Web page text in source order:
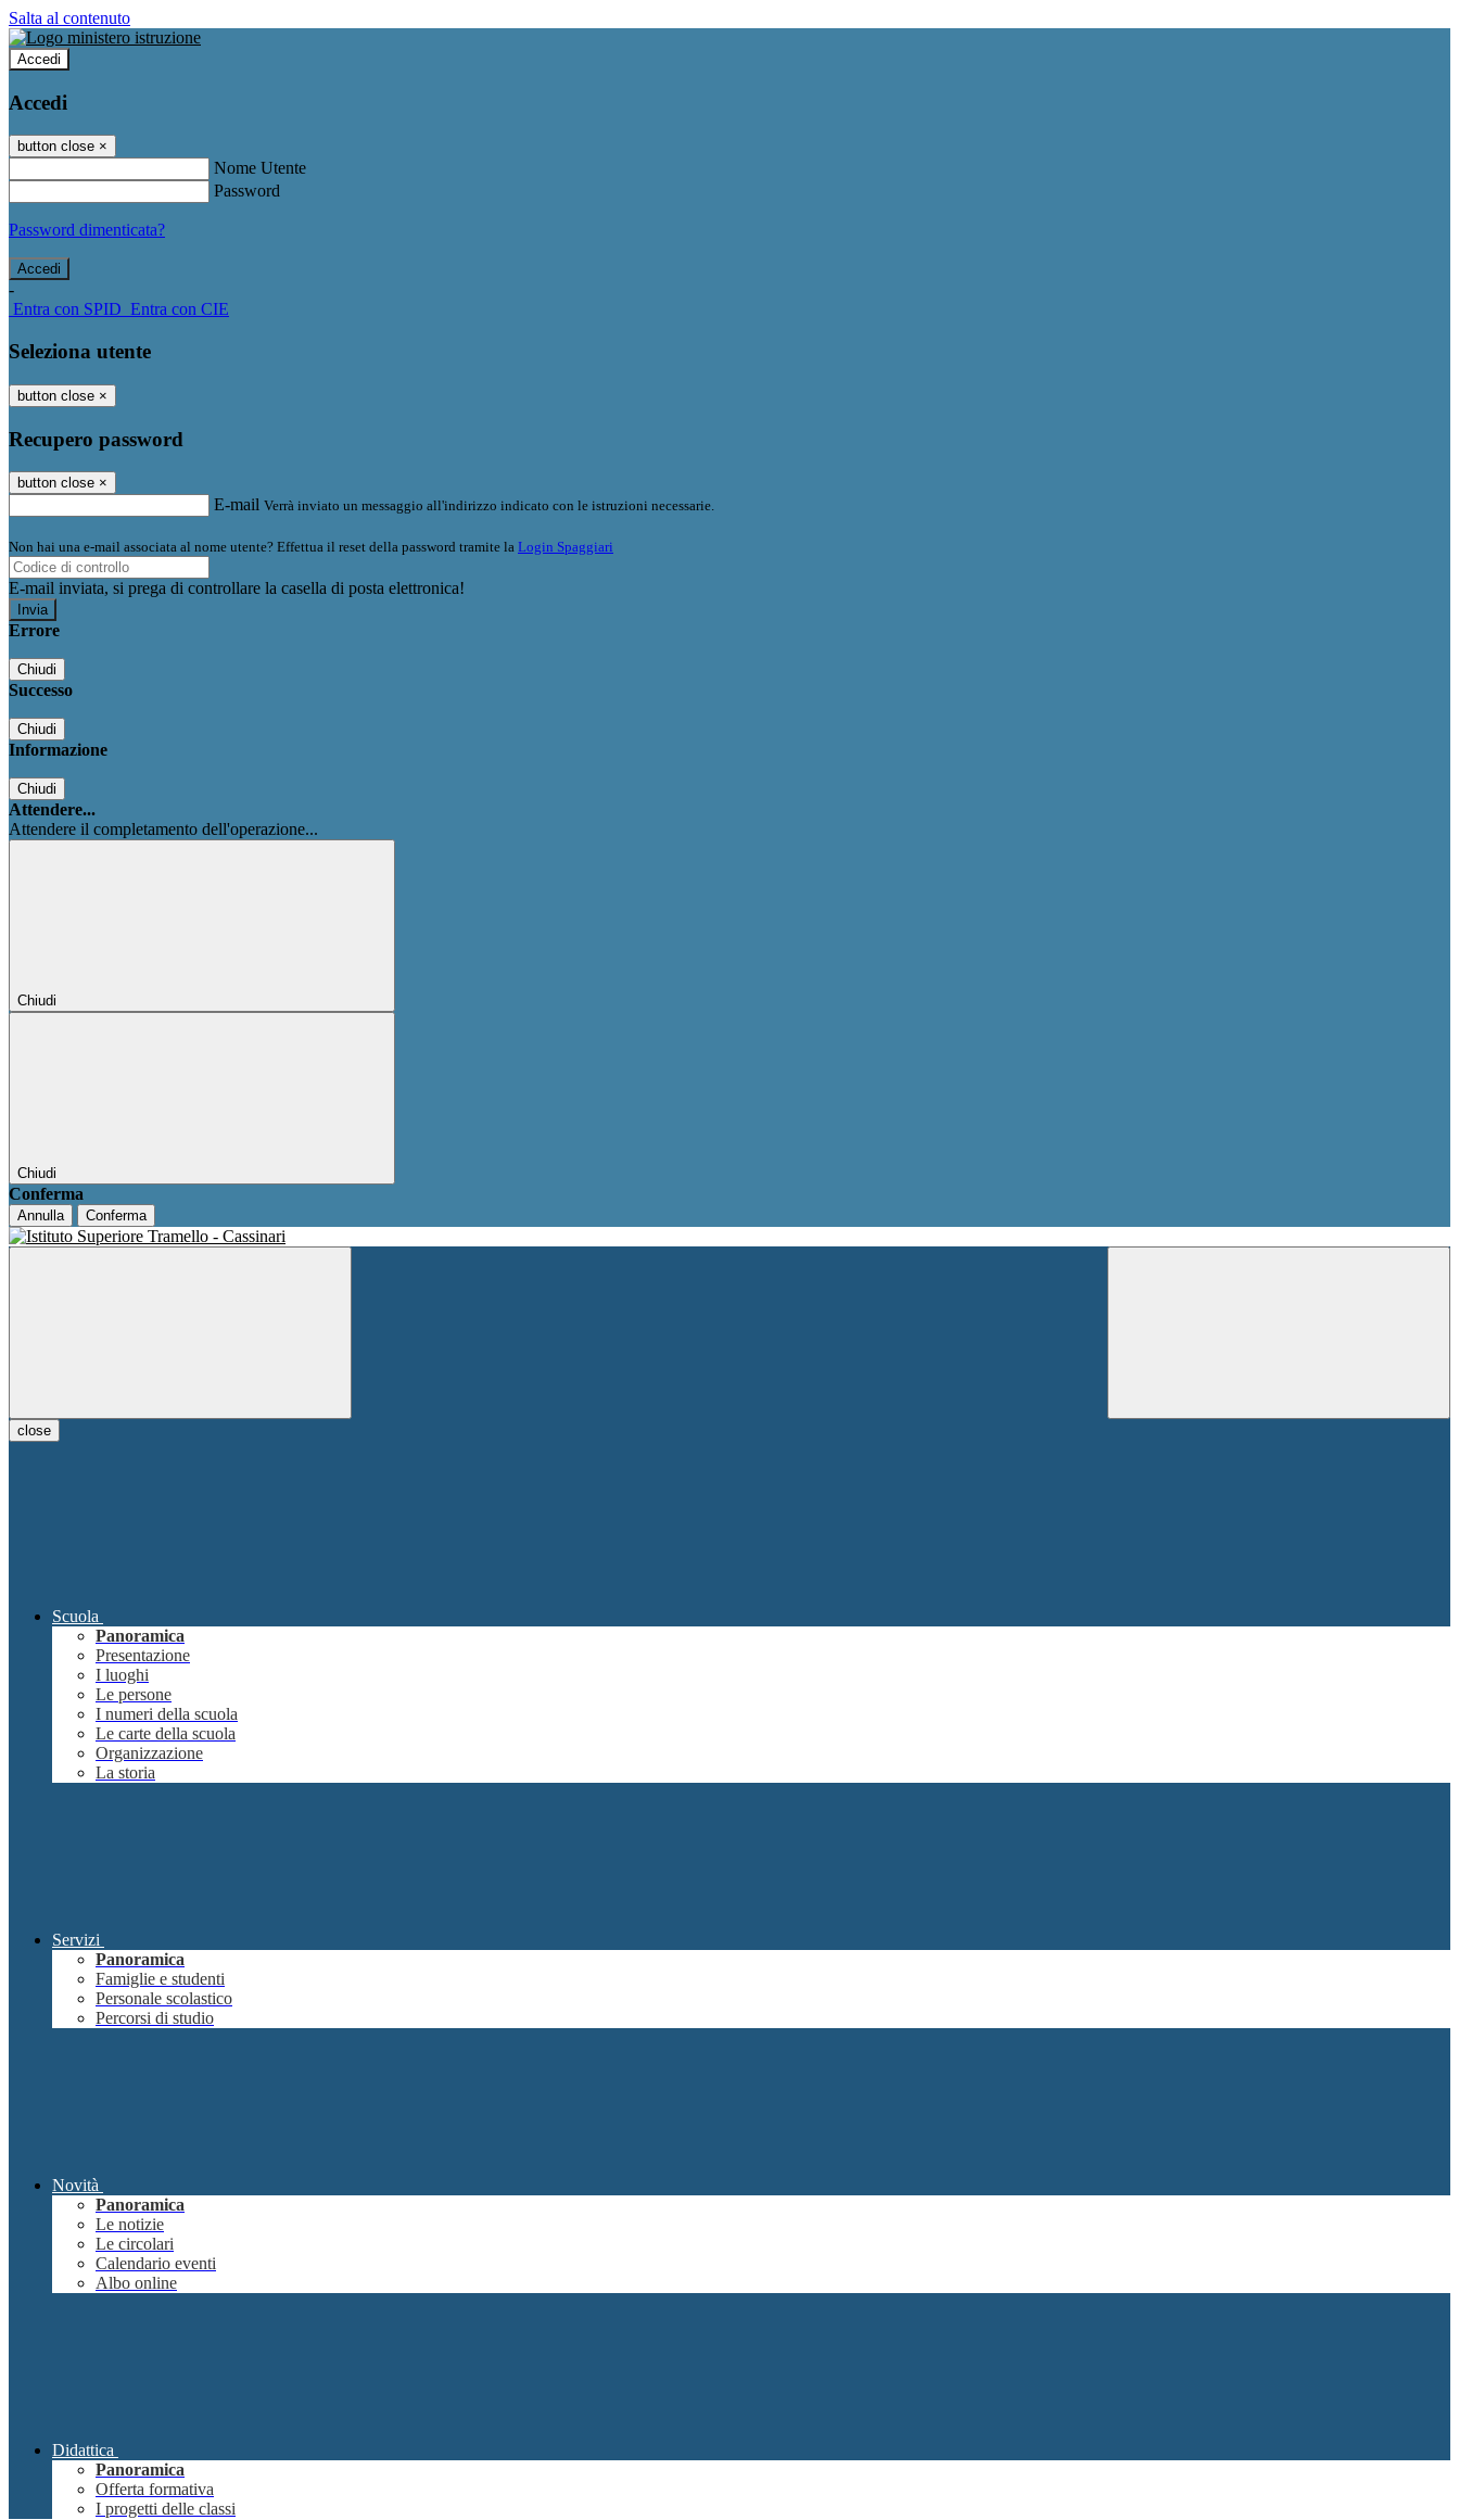
Salta al contenuto
Accedi
Accedi
button close ×
Nome Utente
Password
Password dimenticata?
-
Entra con SPID Entra con CIE
Seleziona utente
button close ×
Recupero password
button close ×
E-mail Verrà inviato un messaggio all'indirizzo indicato con le istruzioni necessarie.
Non hai una e-mail associata al nome utente? Effettua il reset della password tramite la Login Spaggiari
E-mail inviata, si prega di controllare la casella di posta elettronica!
Errore
Chiudi
Successo
Chiudi
Informazione
Chiudi
Attendere...
Attendere il completamento dell'operazione...
Chiudi
Chiudi
Conferma
Annulla Conferma
close
Scuola
Panoramica
Presentazione
I luoghi
Le persone
I numeri della scuola
Le carte della scuola
Organizzazione
La storia
Servizi
Panoramica
Famiglie e studenti
Personale scolastico
Percorsi di studio
Novità
Panoramica
Le notizie
Le circolari
Calendario eventi
Albo online
Didattica
Panoramica
Offerta formativa
I progetti delle classi